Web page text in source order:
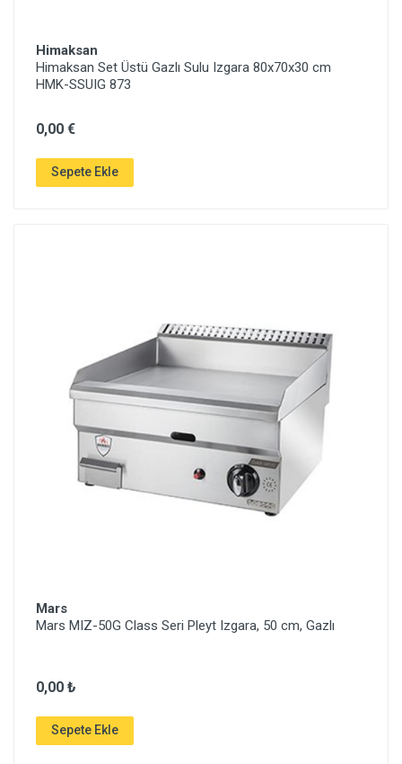
Himaksan
Himaksan Set Üstü Gazlı Sulu Izgara 80x70x30 cm
HMK-SSUIG 873
0,00 €
Sepete Ekle
Mars
Mars MIZ-50G Class Seri Pleyt Izgara, 50 cm, Gazlı
0,00 ₺
Sepete Ekle